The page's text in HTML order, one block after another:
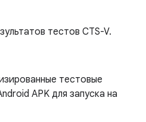
тестов CTS-V.
тестовые
APK для запуска на